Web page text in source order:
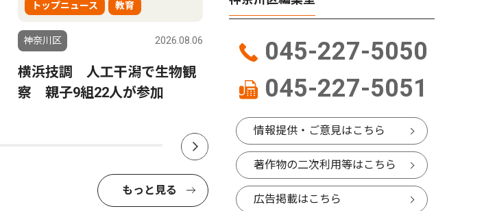
トップニュース 教育
神奈川区 2026.08.06
横浜技調 人工干潟で生物観
察 親子9組22人が参加
社会
神奈川区 2026.08.06
本の地震受け募金活動
もっと見る
045-227-5050
045-227-5051
情報提供・ご意見はこちら
著作物の二次利用等はこちら
広告掲載はこちら